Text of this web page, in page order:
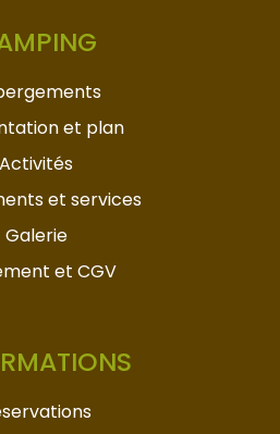
et plan
Activités
et services
Galerie
et CGV